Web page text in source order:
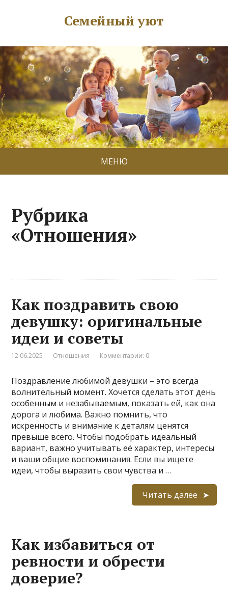
Семейный уют
МЕНЮ
Рубрика
«Отношения»
Как поздравить свою
девушку: оригинальные
идеи и советы
12.06.2025 Отношения Комментарии: 0
Поздравление любимой девушки – это всегда
волнительный момент. Хочется сделать этот день
особенным и незабываемым, показать ей, как она
дорога и любима. Важно помнить, что
искренность и внимание к деталям ценятся
превыше всего. Чтобы подобрать идеальный
вариант, важно учитывать её характер, интересы
и ваши общие воспоминания. Если вы ищете
идеи, чтобы выразить свои чувства и …
Читать далее
Как избавиться от
ревности и обрести
доверие?